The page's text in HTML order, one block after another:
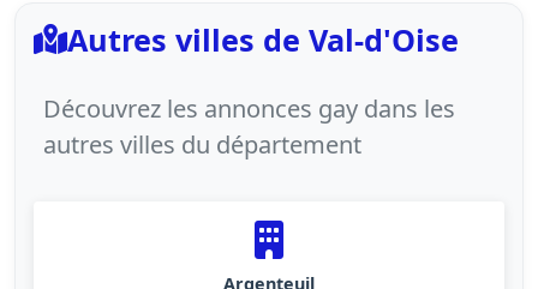
Autres villes de Val-d'Oise
Découvrez les annonces gay dans les
autres villes du département
Argenteuil